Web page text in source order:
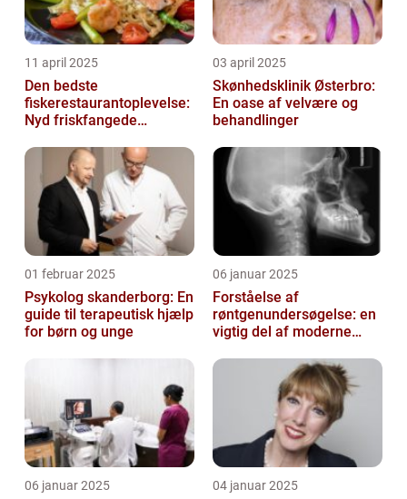
11 april 2025
Den bedste
fiskerestaurantoplevelse:
Nyd friskfangede
03 april 2025
Skønhedsklinik Østerbro:
En oase af velvære og
behandlinger
01 februar 2025
Psykolog skanderborg: En
guide til terapeutisk hjælp
for børn og unge
06 januar 2025
Forståelse af
røntgenundersøgelse: en
vigtig del af moderne
06 januar 2025 04 januar 2025